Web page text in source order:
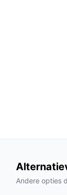
Als
Andere opties